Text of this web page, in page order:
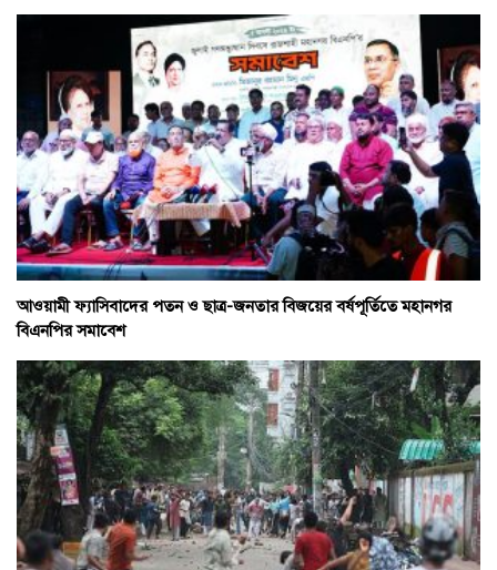
আওয়ামী ফ্যাসিবাদের পতন ও ছাত্র-জনতার বিজয়ের বর্ষপূর্তিতে মহানগর
বিএনপির সমাবেশ